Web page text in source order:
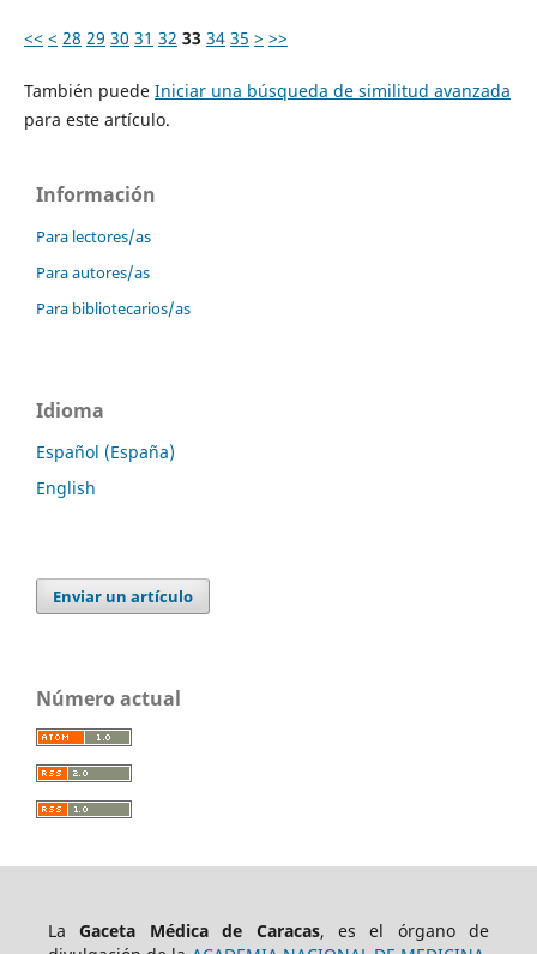
<< < 28 29 30 31 32 33 34 35 > >>
También puede Iniciar una búsqueda de similitud avanzada
para este artículo.
Información
Para lectores/as
Para autores/as
Para bibliotecarios/as
Idioma
Español (España)
English
Enviar un artículo
Número actual
LaGaceta Médica de Caracas, es el órgano de